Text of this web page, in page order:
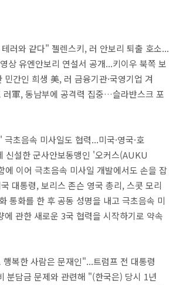
러와 같다" 젤렌스키, 러 안보리 퇴출 호소...
상 유엔안보리 연설서 공개...키이우 북쪽 보
민간인 희생 美, 러 금융기관·국영기업 겨
러軍, 동남부에 공격력 집중…슬라뱐스크 포
초음속 미사일도 협력...미국·영국·호
신설한 군사안보동맹인 '오커스(AUKU
에 이어 극초음속 미사일 개발에서도 손을 잡
대통령, 보리스 존슨 영국 총리, 스콧 모리
통화를 한 후 공동 성명을 내고 극초음속 미
에 관한 새로운 3국 협력을 시작하기로 약속
복한 사람은 문재인"...트럼프 전 대통령
분담금 문제와 관련해 "(한국은) 당시 1년